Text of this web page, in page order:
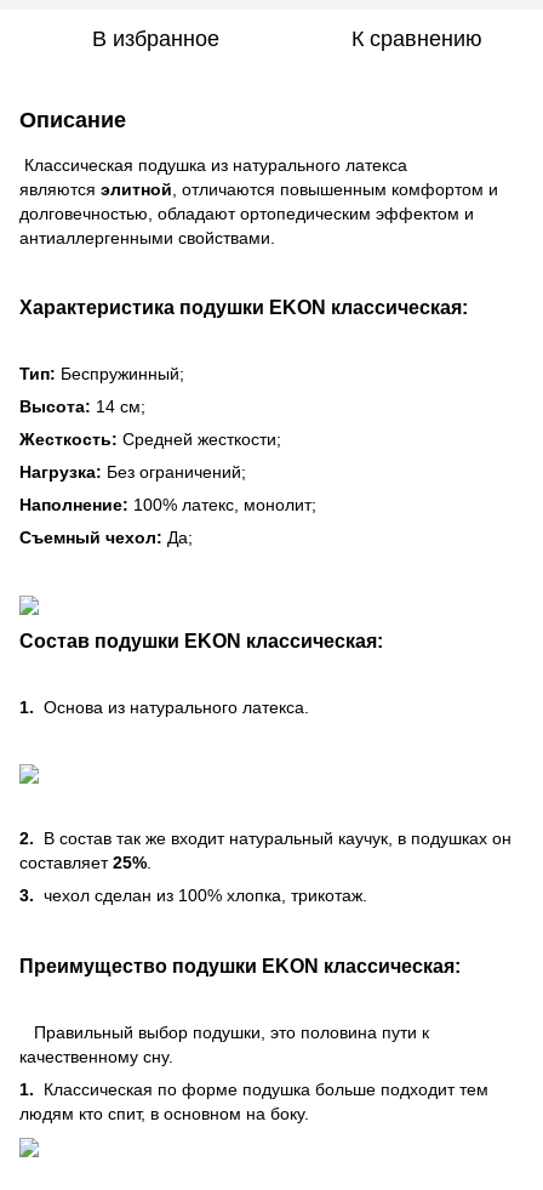
В избранное К сравнению
Описание
Классическая подушка из натурального латекса
являются элитной , отличаются повышенным комфортом и
долговечностью, обладают ортопедическим эффектом и
антиаллергенными свойствами.
Характеристика подушки EKON классическая:
Тип: Беспружинный;
Высота: 14 см;
Жесткость: Средней жесткости;
Нагрузка: Без ограничений;
Наполнение: 100% латекс, монолит;
Съемный чехол: Да;
Состав подушки EKON классическая:
1. Основа из натурального латекса.
2. В состав так же входит натуральный каучук, в подушках он
составляет25%
3. чехол сделан из 100% хлопка, трикотаж.
Преимущество подушки EKON классическая:
Правильный выбор подушки, это половина пути к
качественному сну.
1. Классическая по форме подушка больше подходит тем
людям кто спит, в основном на боку.